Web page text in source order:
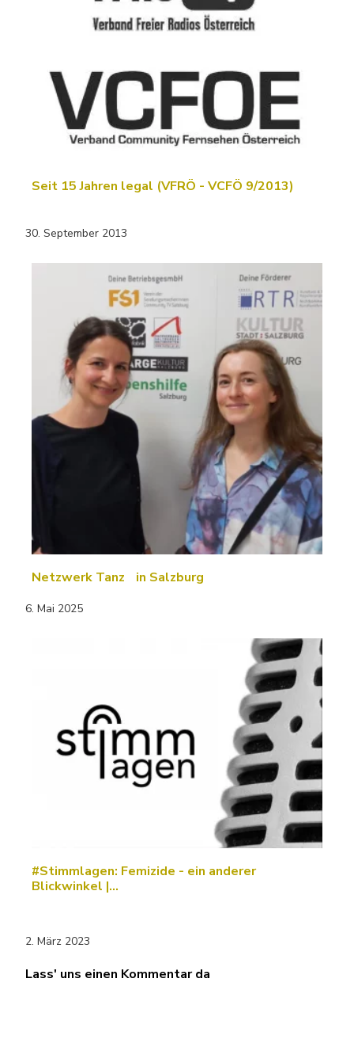
Seit 15 Jahren legal (VFRÖ - VCFÖ 9/2013)
30. September 2013
Netzwerk Tanz in Salzburg
6. Mai 2025
#Stimmlagen: Femizide - ein anderer
Blickwinkel |…
2. März 2023
Lass' uns einen Kommentar da